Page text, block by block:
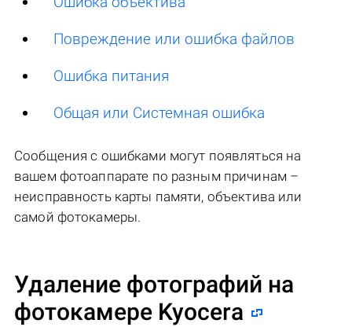
Повреждение или ошибка файлов
Ошибка питания
Общая или Системная ошибка
Сообщения с ошибками могут появляться на
вашем фотоаппарате по разным причинам –
неисправность карты памяти, объектива или
самой фотокамеры.
Удаление фотографий на
фотокамере Kyocera